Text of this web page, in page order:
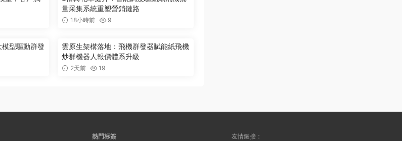
量采集系統重塑營銷鏈路
18小時前 9
型驅動群發
雲原生架構落地：飛機群發器賦能紙飛機
炒群機器人報價體系升級
2天前 19
熱門标簽
友情鏈接：